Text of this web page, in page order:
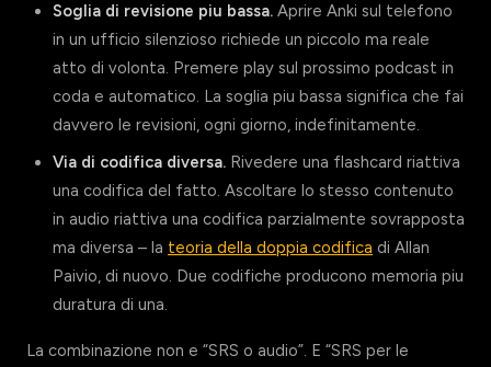
Soglia di revisione piu bassa. Aprire Anki sul telefono
in un ufficio silenzioso richiede un piccolo ma reale
atto di volonta. Premere play sul prossimo podcast in
coda e automatico. La soglia piu bassa significa che fai
davvero le revisioni, ogni giorno, indefinitamente.
Via di codifica diversa. Rivedere una flashcard riattiva
una codifica del fatto. Ascoltare lo stesso contenuto
in audio riattiva una codifica parzialmente sovrapposta
ma diversa – la teoria della doppia codifica di Allan
Paivio, di nuovo. Due codifiche producono memoria piu
duratura di una.
La combinazione non e “SRS o audio”. E “SRS per le